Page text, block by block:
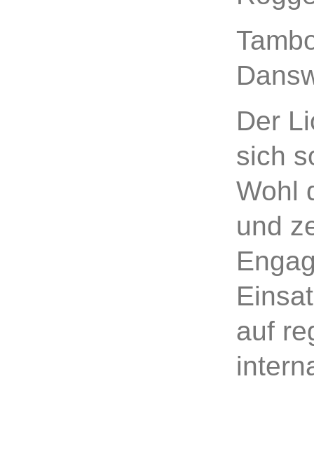
Der
sich
Wohl
und
auf